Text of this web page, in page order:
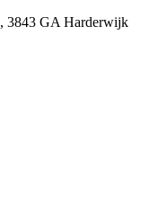
, 3843 GA Harderwijk